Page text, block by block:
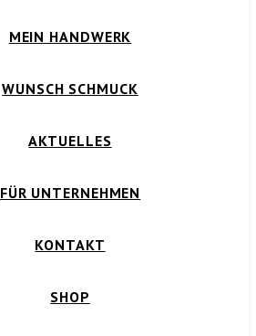
MEIN HANDWERK
WUNSCH SCHMUCK
AKTUELLES
FÜR UNTERNEHMEN
KONTAKT
SHOP